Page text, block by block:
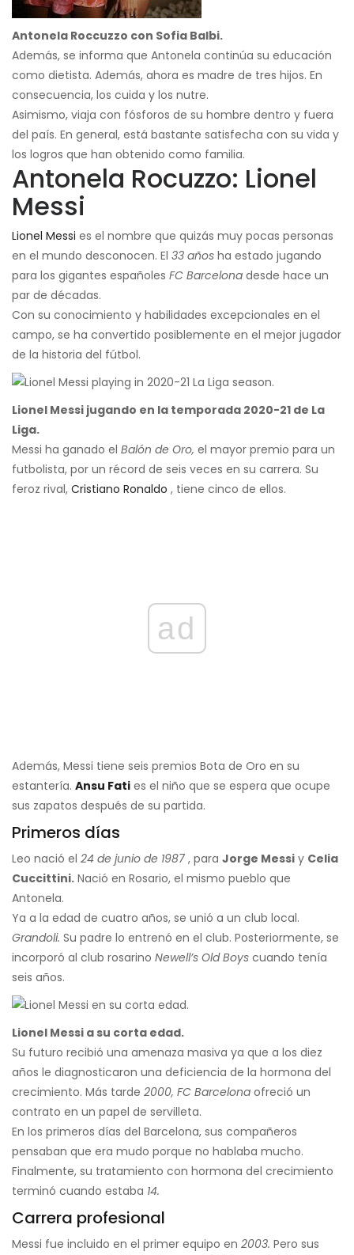
Antonela Roccuzzo con Sofia Balbi.
Además, se informa que Antonela continúa su educación
como dietista. Además, ahora es madre de tres hijos. En
consecuencia, los cuida y los nutre.
Asimismo, viaja con fósforos de su hombre dentro y fuera
del país. En general, está bastante satisfecha con su vida y
los logros que han obtenido como familia.
Antonela Rocuzzo: Lionel
Messi
Lionel Messi es el nombre que quizás muy pocas personas
en el mundo desconocen. El 33 años ha estado jugando
para los gigantes españoles FC Barcelona desde hace un
par de décadas.
Con su conocimiento y habilidades excepcionales en el
campo, se ha convertido posiblemente en el mejor jugador
de la historia del fútbol.
Lionel Messi jugando en la temporada 2020-21 de La
Liga.
Messi ha ganado el Balón de Oro, el mayor premio para un
futbolista, por un récord de seis veces en su carrera. Su
feroz rival, Cristiano Ronaldo , tiene cinco de ellos.
ad
Además, Messi tiene seis premios Bota de Oro en su
estantería. Ansu Fati es el niño que se espera que ocupe
sus zapatos después de su partida.
Primeros días
Leo nació el 24 de junio de 1987 , para Jorge Messi y Celia
Cuccittini. Nació en Rosario, el mismo pueblo que
Antonela.
Ya a la edad de cuatro años, se unió a un club local.
Grandoli. Su padre lo entrenó en el club. Posteriormente, se
incorporó al club rosarino Newell’s Old Boys cuando tenía
seis años.
Lionel Messi a su corta edad.
Su futuro recibió una amenaza masiva ya que a los diez
años le diagnosticaron una deficiencia de la hormona del
crecimiento. Más tarde 2000, FC Barcelona ofreció un
contrato en un papel de servilleta.
En los primeros días del Barcelona, ​​sus compañeros
pensaban que era mudo porque no hablaba mucho.
Finalmente, su tratamiento con hormona del crecimiento
terminó cuando estaba 14.
Carrera profesional
Messi fue incluido en el primer equipo en 2003. Pero sus